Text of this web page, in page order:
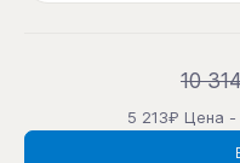
10
5 213₽ Цена -